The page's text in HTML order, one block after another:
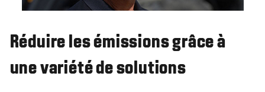
Réduire les émissions grâce à
une variété de solutions